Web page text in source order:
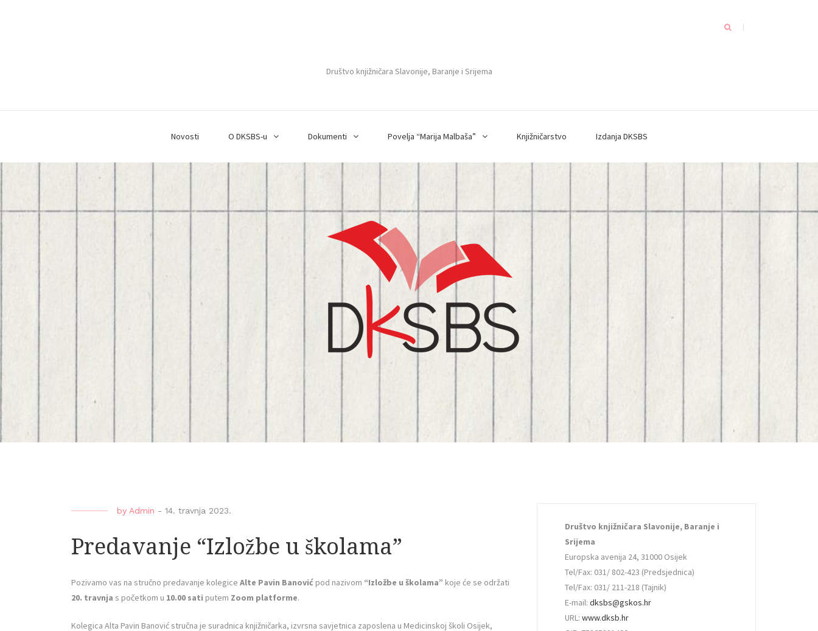
Društvo knjižničara Slavonije, Baranje i Srijema
Novosti O DKSBS-u Dokumenti Povelja “Marija Malbaša” Knjižničarstvo Izdanja DKSBS
by Admin - 14. travnja 2023.
Predavanje “Izložbe u školama”
Pozivamo vas na stručno predavanje kolegice Alte Pavin Banović pod nazivom “Izložbe u školama” koje će se održati
20. travnja s početkom u 10.00 sati putem Zoom platforme.
Kolegica Alta Pavin Banović stručna je suradnica knjižničarka, izvrsna savjetnica zaposlena u Medicinskoj školi Osijek,
Društvo knjižničara Slavonije, Baranje i
Srijema
Europska avenija 24, 31000 Osijek
Tel/Fax: 031/ 802-423 (Predsjednica)
Tel/Fax: 031/ 211-218 (Tajnik)
E-mail: dksbs@gskos.hr
URL: www.dksb.hr